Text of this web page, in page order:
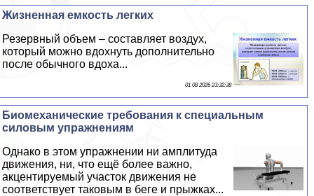
Жизненная емкость легких
Резервный объем – составляет воздух,
который можно вдохнуть дополнительно
после обычного вдоха...
01 08 2026 23:32:38
Биомеханические требования к специальным
силовым упражнениям
Однако в этом упражнении ни амплитуда
движения, ни, что ещё более важно,
акцентируемый участок движения не
соответствует таковым в беге и прыжках...